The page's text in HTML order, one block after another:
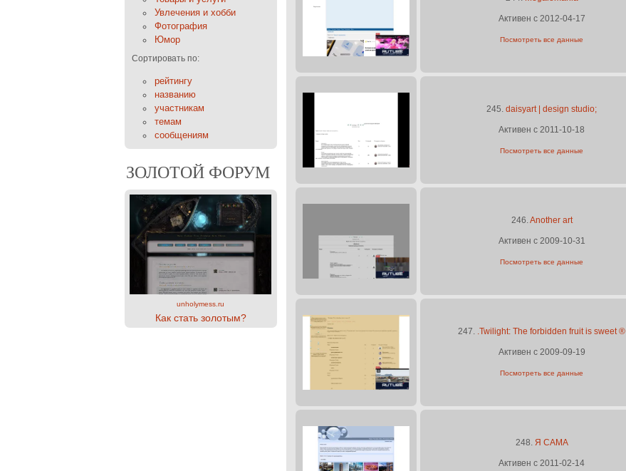
Увлечения и хобби
Фотография
Юмор
Сортировать по:
рейтингу
названию
участникам
темам
сообщениям
ЗОЛОТОЙ ФОРУМ
unholymess.ru
Как стать золотым?
Активен с 2012-04-17
Посмотреть все данные
245. daisyart | design studio;
Активен с 2011-10-18
Посмотреть все данные
246.Another art
Активен с 2009-10-31
Посмотреть все данные
247. .Twilight: The forbidden fruit is sweet ®
Активен с 2009-09-19
Посмотреть все данные
248. Я САМА
Активен с 2011-02-14